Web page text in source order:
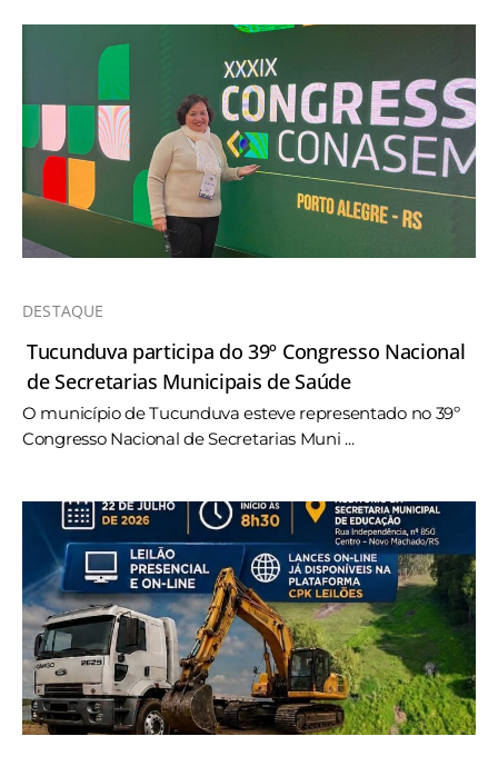
DESTAQUE
Tucunduva participa do 39º Congresso Nacional
de Secretarias Municipais de Saúde
O município de Tucunduva esteve representado no 39º
Congresso Nacional de Secretarias Muni ...